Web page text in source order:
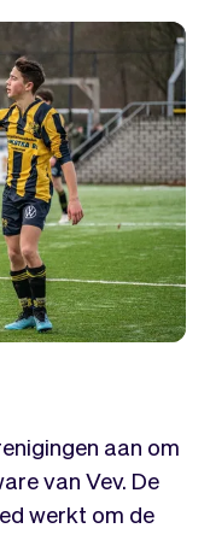
aan om
van Vev. De
werkt om de